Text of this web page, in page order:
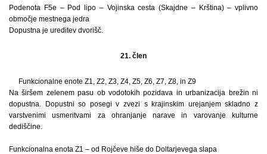
Podenota F5e – Pod lipo – Vojinska cesta (Skajdne – Krština) – vplivno
območje mestnega jedra
Dopustna je ureditev dvorišč.
21. člen
Funkcionalne enote Z1, Z2, Z3, Z4, Z5, Z6, Z7, Z8, in Z9
Na širšem zelenem pasu ob vodotokih pozidava in urbanizacija brežin ni
dopustna. Dopustni so posegi v zvezi s krajinskim urejanjem skladno z
varstvenimi usmeritvami za ohranjanje narave in varovanje kulturne
dediščine.
Funkcionalna enota Z1 – od Rojčeve hiše do Doltarjevega slapa